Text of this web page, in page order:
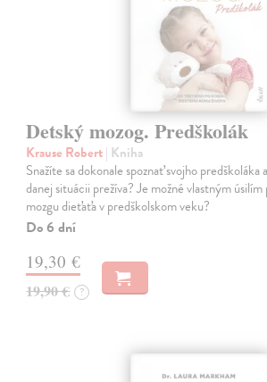
Detský mozog. Predškolák
Krause Robert| Kniha
Snažíte sa dokonale spoznať svojho
danej situácii prežíva? Je možné vlastným
mozgu dieťaťa v predškolskom veku?
Do 6 dní
19,30 €
19,90 € ?